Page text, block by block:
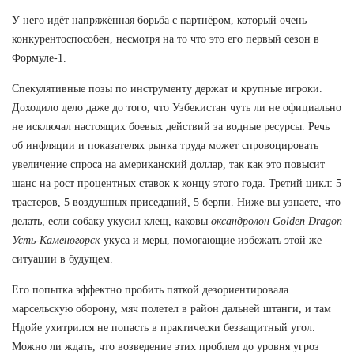
У него идёт напряжённая борьба с партнёром, который очень
конкурентоспособен, несмотря на то что это его первый сезон в
Формуле-1.
Спекулятивные позы по инструменту держат и крупные игроки.
Доходило дело даже до того, что Узбекистан чуть ли не официально
не исключал настоящих боевых действий за водные ресурсы. Речь
об инфляции и показателях рынка труда может спровоцировать
увеличение спроса на американский доллар, так как это повысит
шанс на рост процентных ставок к концу этого года. Третий цикл: 5
трастеров, 5 воздушных приседаний, 5 берпи. Ниже вы узнаете, что
делать, если собаку укусил клещ, каковы оксандролон Golden Dragon
Усть-Каменогорск укуса и меры, помогающие избежать этой же
ситуации в будущем.
Его попытка эффектно пробить пяткой дезориентировала
марсельскую оборону, мяч полетел в район дальней штанги, и там
Ндойе ухитрился не попасть в практически беззащитный угол.
Можно ли ждать, что возведение этих проблем до уровня угроз